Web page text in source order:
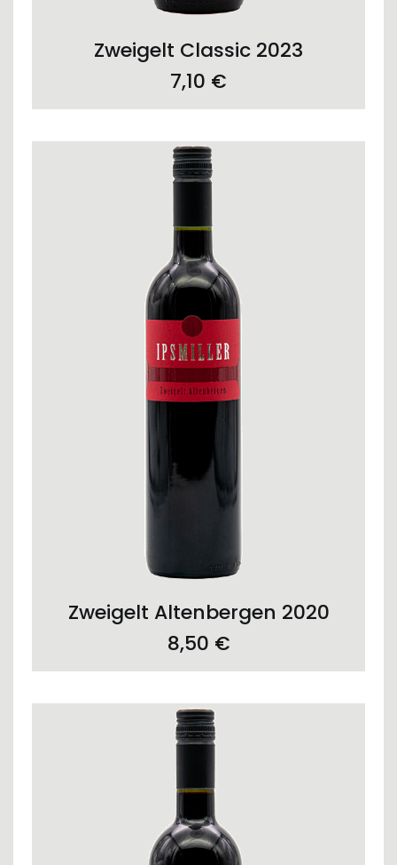
ADD TO CART
Zweigelt Classic 2023
7,10 €
ADD TO CART
Zweigelt Altenbergen 2020
8,50 €